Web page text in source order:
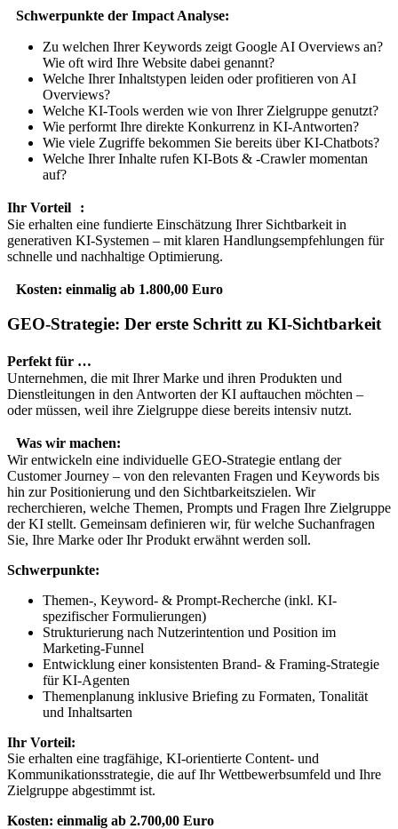
Schwerpunkte der Impact Analyse:
Zu welchen Ihrer Keywords zeigt Google AI Overviews an?
Wie oft wird Ihre Website dabei genannt?
Welche Ihrer Inhaltstypen leiden oder profitieren von AI
Overviews?
Welche KI-Tools werden wie von Ihrer Zielgruppe genutzt?
Wie performt Ihre direkte Konkurrenz in KI-Antworten?
Wie viele Zugriffe bekommen Sie bereits über KI-Chatbots?
Welche Ihrer Inhalte rufen KI-Bots & -Crawler momentan
auf?
Ihr Vorteil :
Sie erhalten eine fundierte Einschätzung Ihrer Sichtbarkeit in
generativen KI-Systemen – mit klaren Handlungsempfehlungen für
schnelle und nachhaltige Optimierung.
Kosten: einmalig ab 1.800,00 Euro
GEO-Strategie: Der erste Schritt zu KI-Sichtbarkeit
Perfekt für …
Unternehmen, die mit Ihrer Marke und ihren Produkten und
Dienstleitungen in den Antworten der KI auftauchen möchten –
oder müssen, weil ihre Zielgruppe diese bereits intensiv nutzt.
Was wir machen:
Wir entwickeln eine individuelle GEO-Strategie entlang der
Customer Journey – von den relevanten Fragen und Keywords bis
hin zur Positionierung und den Sichtbarkeitszielen. Wir
recherchieren, welche Themen, Prompts und Fragen Ihre Zielgruppe
der KI stellt. Gemeinsam definieren wir, für welche Suchanfragen
Sie, Ihre Marke oder Ihr Produkt erwähnt werden soll.
Schwerpunkte:
Themen-, Keyword- & Prompt-Recherche (inkl. KI-
spezifischer Formulierungen)
Strukturierung nach Nutzerintention und Position im
Marketing-Funnel
Entwicklung einer konsistenten Brand- & Framing-Strategie
für KI-Agenten
Themenplanung inklusive Briefing zu Formaten, Tonalität
und Inhaltsarten
Ihr Vorteil:
Sie erhalten eine tragfähige, KI-orientierte Content- und
Kommunikationsstrategie, die auf Ihr Wettbewerbsumfeld und Ihre
Zielgruppe abgestimmt ist.
Kosten: einmalig ab 2.700,00 Euro